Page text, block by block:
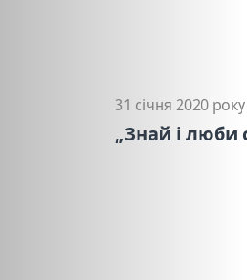
31 січня 2020 року
„Знай і люби